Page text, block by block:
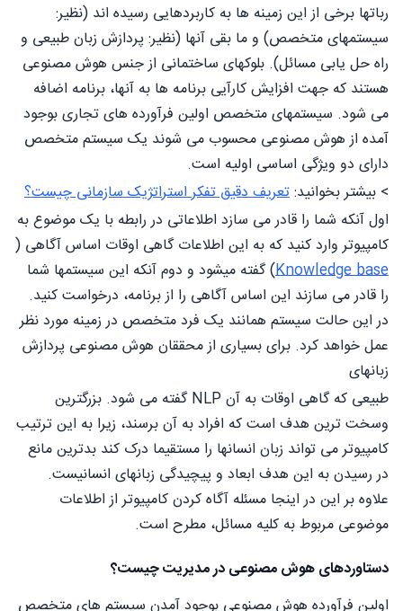
رباتها برخی از این زمینه ها به کاربردهایی رسیده اند (نظیر:
سیستمهای متخصص) و ما بقی آنها (نظیر: پردازش زبان طبیعی و
راه حل یابی مسائل). بلوکهای ساختمانی از جنس هوش مصنوعی
هستند که جهت افزایش کارآیی برنامه ها به آنها، برنامه اضافه
می شود. سیستمهای متخصص اولین فرآورده های تجاری بوجود
آمده از هوش مصنوعی محسوب می شوند یک سیستم متخصص
دارای دو ویژگی اساسی اولیه است.
> بیشتر بخوانید:تعریف دقیق تفکر استراتژیک سازمانی چیست؟
اول آنکه شما را قادر می سازد اطلاعاتی در رابطه با یک موضوع به
کامپیوتر وارد کنید که به این اطلاعات گاهی اوقات اساس آگاهی (
Knowledge base) گفته میشود و دوم آنکه این سیستمها شما
را قادر می سازند این اساس آگاهی را از برنامه، درخواست کنید.
در این حالت سیستم همانند یک فرد متخصص در زمینه مورد نظر
عمل خواهد کرد. برای بسیاری از محققان هوش مصنوعی پردازش
زبانهای
طبیعی که گاهی اوقات به آن NLP گفته می شود. بزرگترین
وسخت ترین هدف است که افراد به آن برسند، زیرا به این ترتیب
کامپیوتر می تواند زبان انسانها را مستقیما درک کند بدترین مانع
در رسیدن به این هدف ابعاد و پیچیدگی زبانهای انسانیست.
علاوه بر این در اینجا مسئله آگاه کردن کامپیوتر از اطلاعات
موضوعی مربوط به کلیه مسائل، مطرح است.
دستاوردهای هوش مصنوعی در مدیریت چیست؟